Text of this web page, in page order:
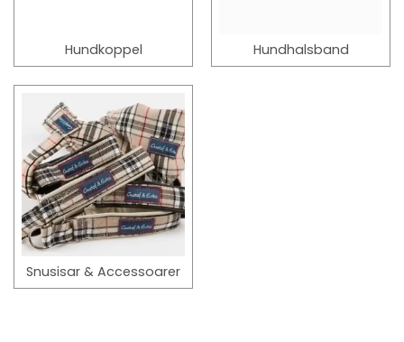
Hundkoppel Hundhalsband
Snusisar & Accessoarer